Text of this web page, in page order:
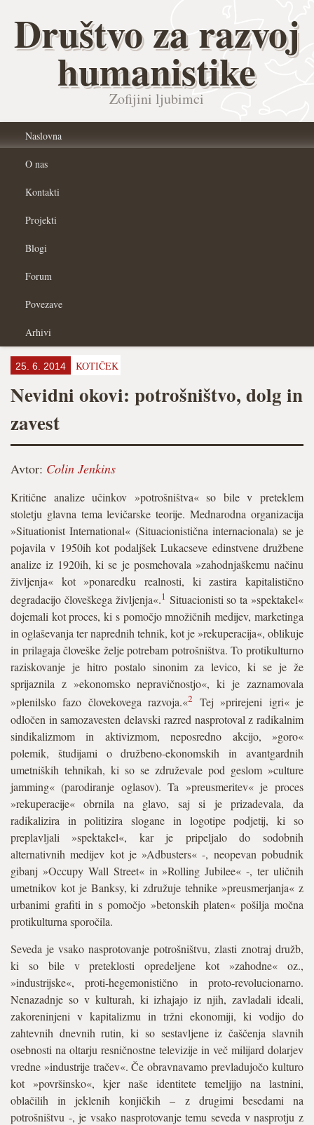
Društvo za razvoj
humanistike
Zofijini ljubimci
Naslovna
O nas
Kontakti
Projekti
Blogi
Forum
Povezave
Arhivi
25. 6. 2014 KOTIČEK
Nevidni okovi: potrošništvo, dolg in
zavest
Avtor: Colin Jenkins
Kritične analize učinkov »potrošništva« so bile v preteklem
stoletju glavna tema levičarske teorije. Mednarodna organizacija
»Situationist International« (Situacionistična internacionala) se je
pojavila v 1950ih kot podaljšek Lukacseve edinstvene družbene
analize iz 1920ih, ki se je posmehovala »zahodnjaškemu načinu
življenja« kot »ponaredku realnosti, ki zastira kapitalistično
degradacijo človeškega življenja«.1 Situacionisti so ta »spektakel«
dojemali kot proces, ki s pomočjo množičnih medijev, marketinga
in oglaševanja ter naprednih tehnik, kot je »rekuperacija«, oblikuje
in prilagaja človeške želje potrebam potrošništva. To protikulturno
raziskovanje je hitro postalo sinonim za levico, ki se je že
sprijaznila z »ekonomsko nepravičnostjo«, ki je zaznamovala
»plenilsko fazo človekovega razvoja.«2 Tej »prirejeni igri« je
odločen in samozavesten delavski razred nasprotoval z radikalnim
sindikalizmom in aktivizmom, neposredno akcijo, »goro«
polemik, študijami o družbeno-ekonomskih in avantgardnih
umetniških tehnikah, ki so se združevale pod geslom »culture
jamming« (parodiranje oglasov). Ta »preusmeritev« je proces
»rekuperacije« obrnila na glavo, saj si je prizadevala, da
radikalizira in politizira slogane in logotipe podjetij, ki so
preplavljali »spektakel«, kar je pripeljalo do sodobnih
alternativnih medijev kot je »Adbusters« -, neopevan pobudnik
gibanj »Occupy Wall Street« in »Rolling Jubilee« -, ter uličnih
umetnikov kot je Banksy, ki združuje tehnike »preusmerjanja« z
urbanimi grafiti in s pomočjo »betonskih platen« pošilja močna
protikulturna sporočila.
Seveda je vsako nasprotovanje potrošništvu, zlasti znotraj družb,
ki so bile v preteklosti opredeljene kot »zahodne« oz.,
»industrijske«, proti-hegemonistično in proto-revolucionarno.
Nenazadnje so v kulturah, ki izhajajo iz njih, zavladali ideali,
zakoreninjeni v kapitalizmu in tržni ekonomiji, ki vodijo do
zahtevnih dnevnih rutin, ki so sestavljene iz čaščenja slavnih
osebnosti na oltarju resničnostne televizije in več milijard dolarjev
vredne »industrije tračev«. Če obravnavamo prevladujočo kulturo
kot »površinsko«, kjer naše identitete temeljijo na lastnini,
oblačilih in jeklenih konjičkih – z drugimi besedami na
potrošništvu -, je vsako nasprotovanje temu seveda v nasprotju z